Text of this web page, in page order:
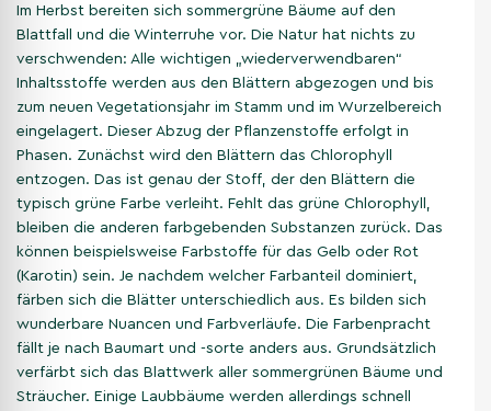
Im Herbst bereiten sich sommergrüne Bäume auf den
Blattfall und die Winterruhe vor. Die Natur hat nichts zu
verschwenden: Alle wichtigen „wiederverwendbaren“
Inhaltsstoffe werden aus den Blättern abgezogen und bis
zum neuen Vegetationsjahr im Stamm und im Wurzelbereich
eingelagert. Dieser Abzug der Pflanzenstoffe erfolgt in
Phasen. Zunächst wird den Blättern das Chlorophyll
entzogen. Das ist genau der Stoff, der den Blättern die
typisch grüne Farbe verleiht. Fehlt das grüne Chlorophyll,
bleiben die anderen farbgebenden Substanzen zurück. Das
können beispielsweise Farbstoffe für das Gelb oder Rot
(Karotin) sein. Je nachdem welcher Farbanteil dominiert,
färben sich die Blätter unterschiedlich aus. Es bilden sich
wunderbare Nuancen und Farbverläufe. Die Farbenpracht
fällt je nach Baumart und -sorte anders aus. Grundsätzlich
verfärbt sich das Blattwerk aller sommergrünen Bäume und
Sträucher. Einige Laubbäume werden allerdings schnell